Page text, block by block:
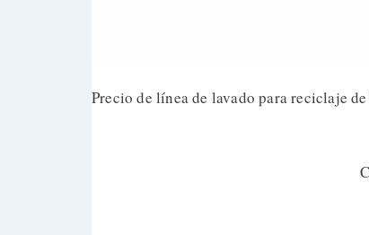
Precio de línea de lavado para reciclaje